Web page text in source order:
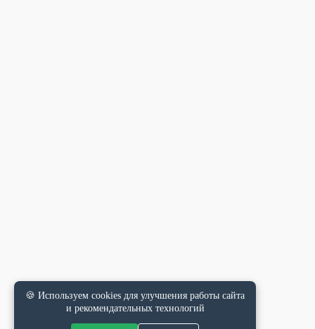
🍪 Используем cookies для улучшения работы сайта
и рекомендательных технологий